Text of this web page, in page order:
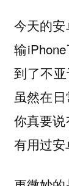
今天的
输
到了不
虽然在
你真要
有用过安